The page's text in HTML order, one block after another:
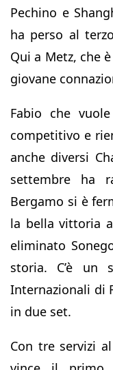
Pechino e
ha perso al
Qui a Metz, che
giovane
Fabio che
competitivo e
anche diversi
settembre ha
Bergamo si è
la bella vittoria
eliminato
storia. C’è un
Internazionali di
in due set.
Con tre servizi